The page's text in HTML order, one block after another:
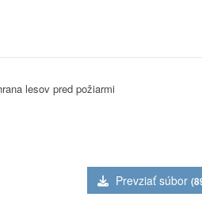
lesov pred požiarmi
Prevziať súbor